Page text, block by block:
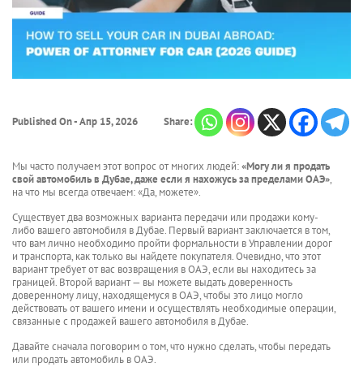
Published On - Апр 15, 2026 Share:
Мы часто получаем этот вопрос от многих людей:«Могу ли я продать
свой автомобиль в Дубае, даже если я нахожусь за пределами ОАЭ»,
на что мы всегда отвечаем: «Да, можете».
Существует два возможных варианта передачи или продажи кому-
либо вашего автомобиля в Дубае. Первый вариант заключается в том,
что вам лично необходимо пройти формальности в Управлении дорог
и транспорта, как только вы найдете покупателя. Очевидно, что этот
вариант требует от вас возвращения в ОАЭ, если вы находитесь за
границей. Второй вариант — вы можете выдать доверенность
доверенному лицу, находящемуся в ОАЭ, чтобы это лицо могло
действовать от вашего имени и осуществлять необходимые операции,
связанные с продажей вашего автомобиля в Дубае.
Давайте сначала поговорим о том, что нужно сделать, чтобы передать
или продать автомобиль в ОАЭ.